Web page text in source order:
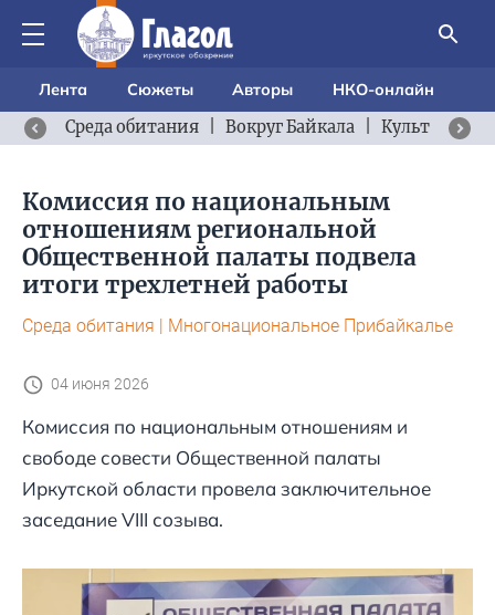
Лента Сюжеты Авторы
НКО-онлайн
Среда обитания
Вокруг Байкала Культурный
Комиссия по национальным
отношениям региональной
Общественной палаты подвела
итоги трехлетней работы
Среда обитания | Многонациональное Прибайкалье
04 июня 2026
Комиссия по национальным отношениям и
свободе совести Общественной палаты
Иркутской области провела заключительное
заседание VIII созыва.